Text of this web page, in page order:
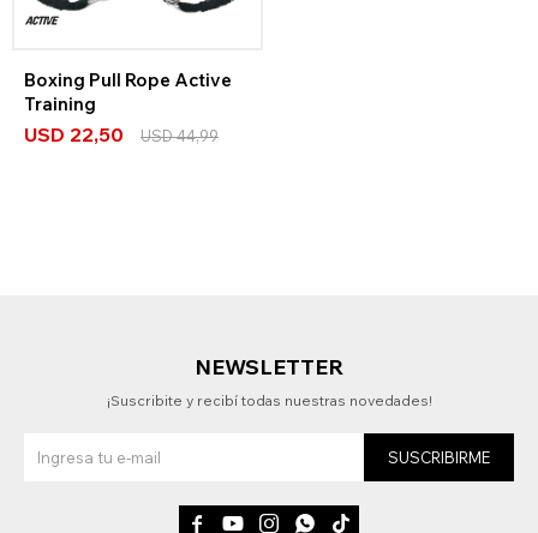
Boxing Pull Rope Active
Training
USD 22,50 USD44,99
NEWSLETTER
¡Suscribite y recibí todas nuestras novedades!
SUSCRIBIRME
    